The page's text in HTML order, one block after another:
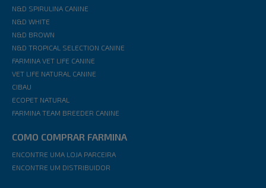
N&D SPIRULINA CANINE
N&D WHITE
N&D BROWN
N&D TROPICAL SELECTION CANINE
FARMINA VET LIFE CANINE
VET LIFE NATURAL CANINE
CIBAU
ECOPET NATURAL
FARMINA TEAM BREEDER CANINE
COMO COMPRAR FARMINA
ENCONTRE UMA LOJA PARCEIRA
ENCONTRE UM DISTRIBUIDOR